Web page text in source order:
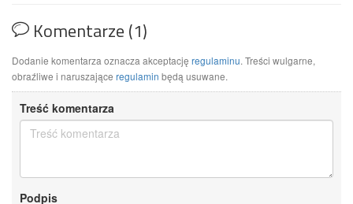
Komentarze (1)
Dodanie komentarza oznacza akceptację regulaminu. Treści wulgarne,
obraźliwe i naruszające regulamin będą usuwane.
Treść komentarza
Podpis